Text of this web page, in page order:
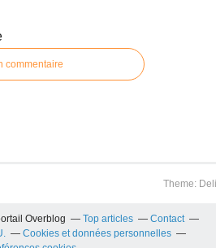
commentaire
Theme:
Overblog Top articles
Contact
Cookies et données personnelles